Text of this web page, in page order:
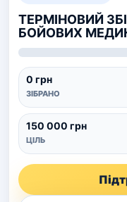
ТЕРМІНОВИЙ
БОЙОВИХ
0 грн
ЗІБРАНО
150 000 грн
ЦІЛЬ